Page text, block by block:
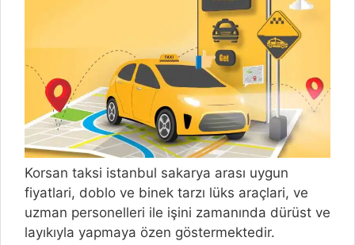
Korsan taksi istanbul sakarya arası uygun
fiyatlari, doblo ve binek tarzı lüks araçlari, ve
uzman personelleri ile işini zamanında dürüst ve
layıkıyla yapmaya özen göstermektedir.